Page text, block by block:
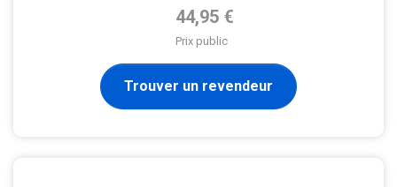
Prix de base
44,95 €
Prix public
Trouver un revendeur